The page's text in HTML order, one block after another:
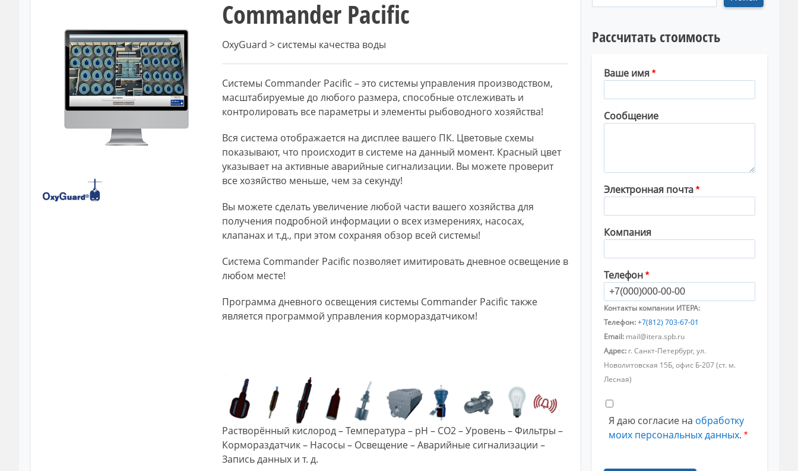
Сommander Pacific
OxyGuard > системы качества воды
Системы Commander Pacific – это системы управления производством,
масштабируемые до любого размера, способные отслеживать и
контролировать все параметры и элементы рыбоводного хозяйства!
Вся система отображается на дисплее вашего ПК. Цветовые схемы
показывают, что происходит в системе на данный момент. Красный цвет
указывает на активные аварийные сигнализации. Вы можете проверит
все хозяйство меньше, чем за секунду!
Вы можете сделать увеличение любой части вашего хозяйства для
получения подробной информации о всех измерениях, насосах,
клапанах и т.д., при этом сохраняя обзор всей системы!
Система Commander Pacific позволяет имитировать дневное освещение в
любом месте!
Программа дневного освещения системы Commander Pacific также
является программой управления кормораздатчиком!
Растворённый кислород – Температура – pH – СО2 – Уровень – Фильтры –
Кормораздатчик – Насосы – Освещение – Аварийные сигнализации –
Запись данных и т. д.
Рассчитать стоимость
Ваше имя
Сообщение
Электронная почта
Компания
Телефон
Контакты компании ИТЕРА:
Телефон:+7(812) 703-67-01
Email: mail@itera.spb.ru
Адрес: г. Санкт-Петербург, ул.
Новолитовская 15Б, офис Б-207 (ст. м.
Лесная)
Я даю согласие на обработку
моих персональных данных.